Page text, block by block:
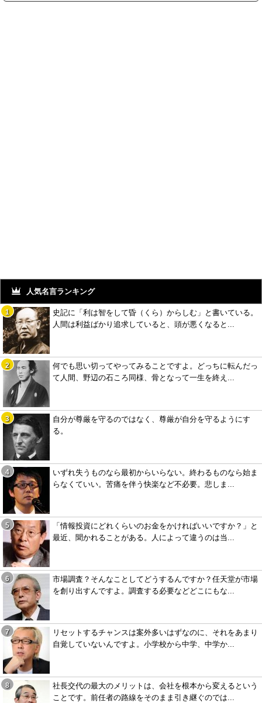
人気名言ランキング
史記に「利は智をして昏（くら）からしむ」と書いている。
人間は利益ばかり追求していると、頭が悪くなると...
何でも思い切ってやってみることですよ。どっちに転んだっ
て人間、野辺の石ころ同様、骨となって一生を終え...
自分が尊厳を守るのではなく、尊厳が自分を守るようにす
る。
いずれ失うものなら最初からいらない。終わるものなら始ま
らなくていい。苦痛を伴う快楽など不必要。悲しま...
「情報投資にどれくらいのお金をかければいいですか？」と
最近、聞かれることがある。人によって違うのは当...
市場調査？そんなことしてどうするんですか？任天堂が市場
を創り出すんですよ。調査する必要などどこにもな...
リセットするチャンスは案外多いはずなのに、それをあまり
自覚していないんですよ。小学校から中学、中学か...
社長交代の最大のメリットは、会社を根本から変えるという
ことです。前任者の路線をそのまま引き継ぐのでは...